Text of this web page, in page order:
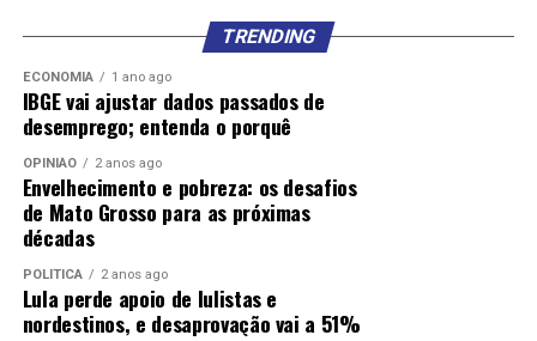
TRENDING
ECONOMIA 1 ano ago
IBGE vai ajustar dados passados de
desemprego; entenda o porquê
OPINIÃO 2 anos ago
Envelhecimento e pobreza: os desafios
de Mato Grosso para as próximas
décadas
POLÍTICA 2 anos ago
Lula perde apoio de lulistas e
nordestinos, e desaprovação vai a 51%